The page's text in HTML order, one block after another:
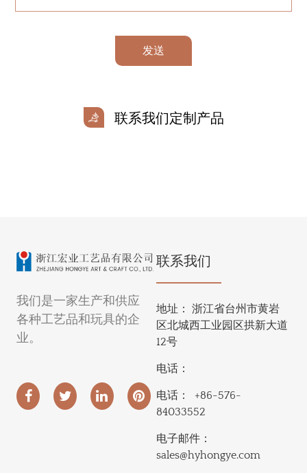
发送
联系我们定制产品
我们是一家生产和供应
各种工艺品和玩具的企
业。
联系我们
地址：浙江省台州市黄岩
区北城西工业园区拱新大道
12号
电话：
电话：
+86-576-
84033552
电子邮件：
sales@hyhongye.com